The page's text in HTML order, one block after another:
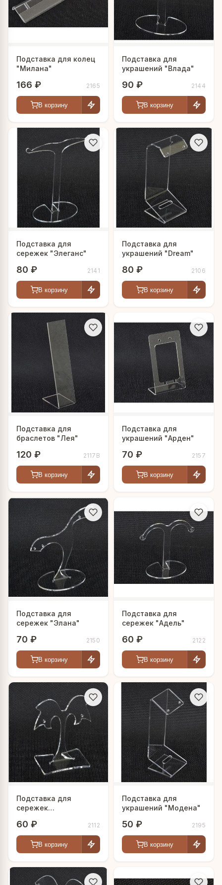
Подставка для колец
"Милана"
166 ₽ 2165
В корзину
Подставка для
украшений "Влада"
90 ₽ 2144
В корзину
Подставка для
сережек "Элеганс"
80 ₽ 2141
В корзину
Подставка для
украшений "Dream"
80 ₽ 2106
В корзину
Подставка для
браслетов "Лея"
120 ₽ 2117B
В корзину
Подставка для
украшений "Арден"
70 ₽ 2157
В корзину
Подставка для
сережек "Элана"
70 ₽ 2150
В корзину
Подставка для
сережек "Адель"
60 ₽ 2122
В корзину
Подставка для
сережек
60 ₽ 2112
В корзину
Подставка для
украшений "Модена"
50 ₽ 2195
В корзину